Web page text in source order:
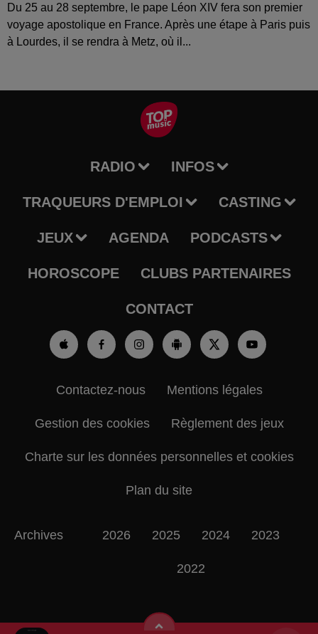
Du 25 au 28 septembre, le pape Léon XIV fera son premier
voyage apostolique en France. Après une étape à Paris puis
à Lourdes, il se rendra à Metz, où il...
RADIO INFOS
TRAQUEURS D'EMPLOI CASTING
JEUX AGENDA PODCASTS
HOROSCOPE CLUBS PARTENAIRES
CONTACT
Contactez-nous Mentions légales
Gestion des cookies Règlement des jeux
Charte sur les données personnelles et cookies
Plan du site
Archives 2026 2025 2024 2023
2022